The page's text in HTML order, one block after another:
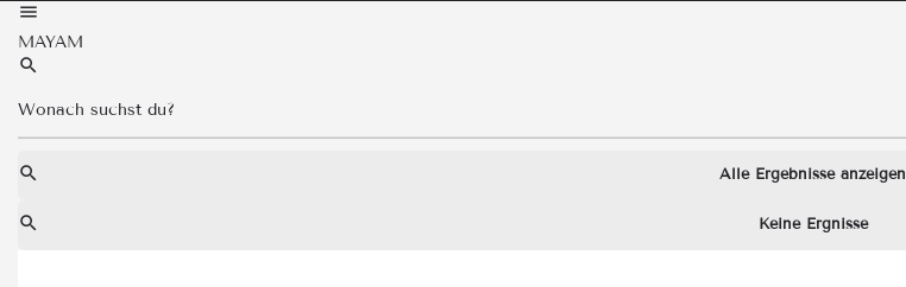
MAYAM
Alle Ergebnisse anzeigen
Keine Ergnisse